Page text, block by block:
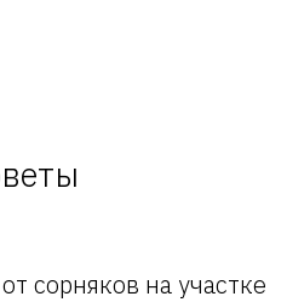
сорняков на участке